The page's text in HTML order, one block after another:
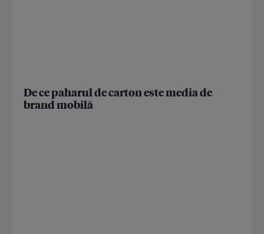
De ce paharul de carton este media de
brand mobilă